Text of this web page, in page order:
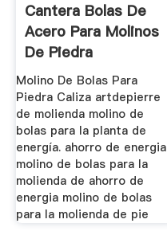
Cantera Bolas De
Acero Para Molinos
De Piedra
Molino De Bolas Para
Piedra Caliza artdepierre
de molienda molino de
bolas para la planta de
energía. ahorro de energia
molino de bolas para la
molienda de ahorro de
energia molino de bolas
para la molienda de pie